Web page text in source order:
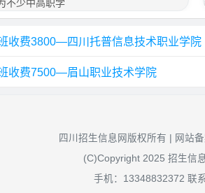
不少中高职学
收费3800—四川托普信息技术职业学院
收费7500—眉山职业技术学院
四川招生信息网版权所有 | 网站备
(C)Copyright 2025 招生信
手机：13348832372 联